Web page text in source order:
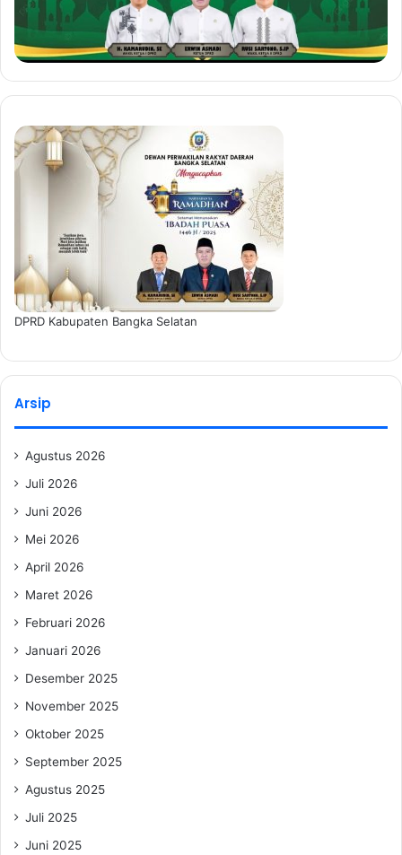
DPRD Kabupaten Bangka Selatan
Arsip
Agustus 2026
Juli 2026
Juni 2026
Mei 2026
April 2026
Maret 2026
Februari 2026
Januari 2026
Desember 2025
November 2025
Oktober 2025
September 2025
Agustus 2025
Juli 2025
Juni 2025